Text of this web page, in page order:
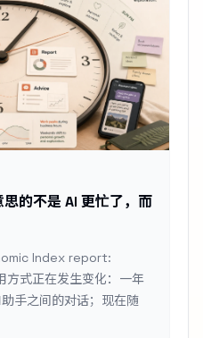
的不是 AI 更忙了，而
Index report:
式正在发生变化：一年
手之间的对话；现在随